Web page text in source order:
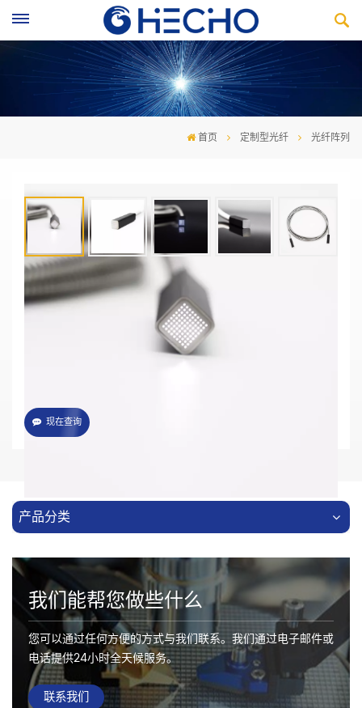
首页 定制型光纤 光纤阵列
光纤阵列
·满足高通量信息传输
现在查询
产品分类
我们能帮您做些什么
您可以通过任何方便的方式与我们联系。我们通过电子邮件或
电话提供24小时全天候服务。
联系我们